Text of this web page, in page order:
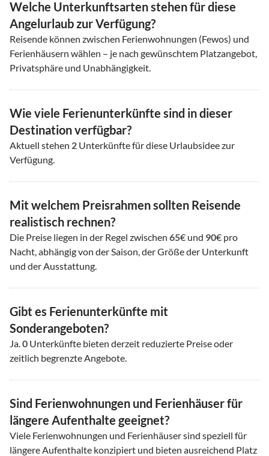
Welche Unterkunftsarten stehen für diese
Angelurlaub zur Verfügung?
Reisende können zwischen Ferienwohnungen (Fewos) und
Ferienhäusern wählen – je nach gewünschtem Platzangebot,
Privatsphäre und Unabhängigkeit.
Wie viele Ferienunterkünfte sind in dieser
Destination verfügbar?
Aktuell stehen 2 Unterkünfte für diese Urlaubsidee zur
Verfügung.
Mit welchem Preisrahmen sollten Reisende
realistisch rechnen?
Die Preise liegen in der Regel zwischen 65€ und 90€ pro
Nacht, abhängig von der Saison, der Größe der Unterkunft
und der Ausstattung.
Gibt es Ferienunterkünfte mit
Sonderangeboten?
Ja. 0 Unterkünfte bieten derzeit reduzierte Preise oder
zeitlich begrenzte Angebote.
Sind Ferienwohnungen und Ferienhäuser für
längere Aufenthalte geeignet?
Viele Ferienwohnungen und Ferienhäuser sind speziell für
längere Aufenthalte konzipiert und bieten ausreichend Platz